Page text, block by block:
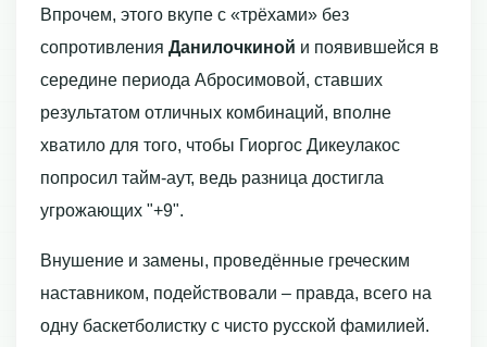
Впрочем, этого вкупе с «трёхами» без
сопротивления Данилочкиной и появившейся в
середине периода Абросимовой, ставших
результатом отличных комбинаций, вполне
хватило для того, чтобы Гиоргос Дикеулакос
попросил тайм-аут, ведь разница достигла
угрожающих "+9".
Внушение и замены, проведённые греческим
наставником, подействовали – правда, всего на
одну баскетболистку с чисто русской фамилией.